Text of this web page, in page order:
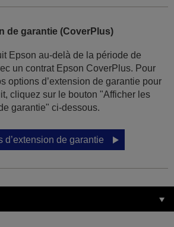
de garantie (CoverPlus)
Epson au-delà de la période de
un contrat Epson CoverPlus. Pour
options d’extension de garantie pour
cliquez sur le bouton "Afficher les
garantie" ci-dessous.
d’extension de garantie